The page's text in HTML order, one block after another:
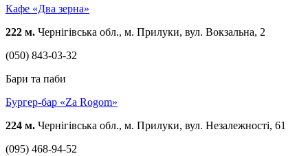
Кафе «Два зерна»
222 м. Чернігівська обл., м. Прилуки, вул. Вокзальна, 2
(050) 843-03-32
Бари та паби
Бургер-бар «Za Rogom»
224 м. Чернігівська обл., м. Прилуки, вул. Незалежності, 61
(095) 468-94-52